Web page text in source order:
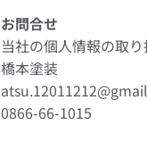
お問合せ
当社の個人情報の取
橋本塗装
0866-66-1015